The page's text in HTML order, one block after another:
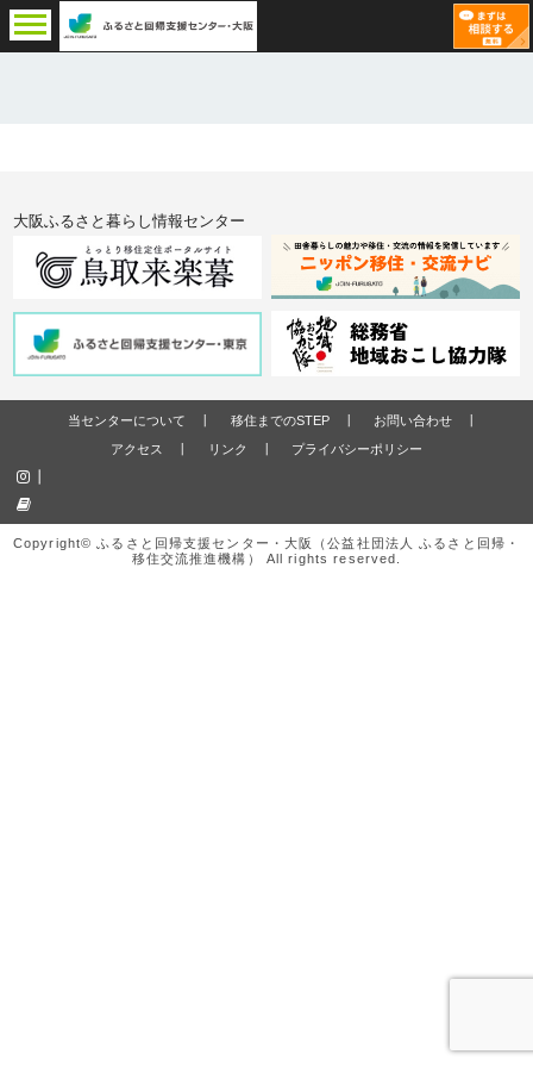
大阪ふるさと暮らし情報センター
当センターについて 移住までのSTEP
お問い合わせ
アクセス
リンク プライバシーポリシー
Copyright© ふるさと回帰支援センター・大阪（公益社団法人 ふるさと回帰・
移住交流推進機構） All rights reserved.